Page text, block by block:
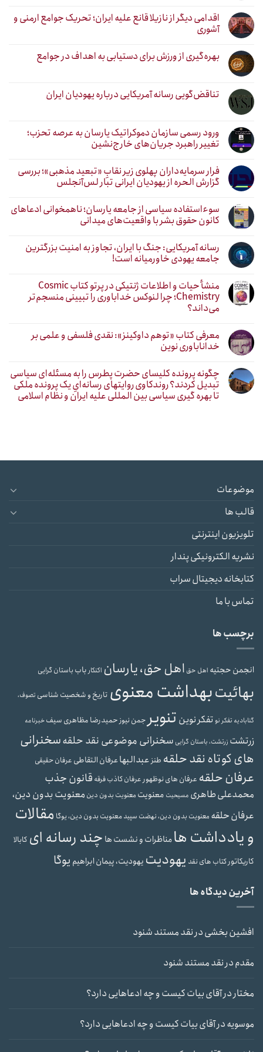
اقدامی دیگر از نازیلا قانع علیه ایران؛ تحریک جوامع ارمنی و
آشوری
بهره‌گیری از ورزش برای دستیابی به اهداف در جوامع
تناقض‌گویی رسانه آمریکایی درباره یهودیان ایران
ورود رسمی سازمان دموکراتیک یارسان به عرصه تحزب؛
تغییر راهبرد جریان‌های خارج‌نشین
فرار سرمایه‌داران پهلوی زیر نقابِ «تبعید مذهبی»؛ بررسی
گزارش الحره از یهودیان ایرانی تبار لس‌آنجلس
سوءاستفاده سیاسی از جامعه یارسان؛ ناهمخوانی ادعاهای
کانون حقوق بشر با واقعیت‌های میدانی
رسانه آمریکایی: جنگ با ایران، تجاوز به امنیت بزرگترین
جامعه یهودی خاورمیانه است!
منشأ حیات و اطلاعات ژنتیکی در پرتو کتاب Cosmic
Chemistry؛ چرا لنوکس خداباوری را تبیینی منسجم‌تر
می‌داند؟
معرفی کتاب «توهم داوکینز»: نقدی فلسفی و علمی بر
خداناباوری نوین
چگونه پرونده کلیسای حضرت پطرس را به مسئله‌ای سیاسی
تبدیل کردند؟ روندکاوی روایتهای رسانه‌ایِ یک پرونده ملکی
تا بهره گیری سیاسی بین المللی علیه ایران و نظام اسلامی
موضوعات
قالب ها
تلویزیون اینترنتی
نشریه الکترونیکی پندار
کتابخانه دیجیتال سراب
تماس با ما
برچسب ها
انجمن حجتیه اهل حق اهل حق، یارسان اکنکارباب باستان گرایی
بهائیتبهداشت معنوی تاریخ و شخصیت شناسی تصوف،
گنابادیه تفکر نوتفکر نوین تنویر جمن نیوزحمیدرضا مظاهری سیفخبرنامه
زرتشت زرتشت، باستان گرایی سخنرانی موضوعی نقد حلقهسخنرانی
های کوتاه نقد حلقه طنزعبدالبهاعرفان التقاطی عرفان حقیقی
عرفان حلقه عرفان های نوظهورعرفان کاذبفرقه قانون جذب
محمدعلی طاهری مسیحیت معنویت معنویت بدون دین معنویت بدون دین،
عرفان حلقه معنویت بدون دین، نهضت سپیدمعنویت بدون دین، یوگا مقالات
و یادداشت هامناظرات و نشست ها چند رسانه ای کابالا
کاریکاتورکتاب های نقد یهودیت یهودیت، پیمان ابراهیم یوگا
آخرین دیدگاه ها
افشین بخشیدرنقد مستند شنود
مقدمدرنقد مستند شنود
مختاردرآقای بیات کیست و چه ادعاهایی دارد؟
موسویهدرآقای بیات کیست و چه ادعاهایی دارد؟